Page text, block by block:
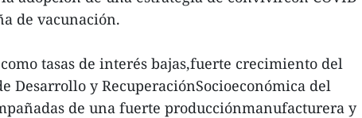
de vacunación.
tasas de interés bajas,fuerte crecimiento del
Desarrollo y RecuperaciónSocioeconómica del
de una fuerte producciónmanufacturera y